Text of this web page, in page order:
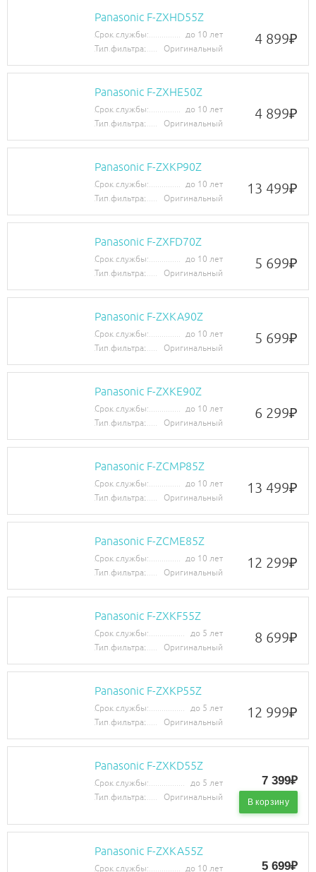
Panasonic F-ZXHD55Z
Срок службы:
до 10 лет
Тип фильтра:
Оригинальный
4 899₽
Panasonic F-ZXHE50Z
Срок службы:
до 10 лет
Тип фильтра:
Оригинальный
4 899₽
Panasonic F-ZXKP90Z
Срок службы:
до 10 лет
Тип фильтра:
Оригинальный
13 499₽
Panasonic F-ZXFD70Z
Срок службы:
до 10 лет
Тип фильтра:
Оригинальный
5 699₽
Panasonic F-ZXKA90Z
Срок службы:
до 10 лет
Тип фильтра:
Оригинальный
5 699₽
Panasonic F-ZXKE90Z
Срок службы:
до 10 лет
Тип фильтра:
Оригинальный
6 299₽
Panasonic F-ZCMP85Z
Срок службы:
до 10 лет
Тип фильтра:
Оригинальный
13 499₽
Panasonic F-ZCME85Z
Срок службы:
до 10 лет
Тип фильтра:
Оригинальный
12 299₽
Panasonic F-ZXKF55Z
Срок службы:
до 5 лет
Тип фильтра:
Оригинальный
8 699₽
Panasonic F-ZXKP55Z
Срок службы:
до 5 лет
Тип фильтра:
Оригинальный
12 999₽
Panasonic F-ZXKD55Z
Срок службы:
до 5 лет
Тип фильтра:
Оригинальный
7 399₽
В корзину
Panasonic F-ZXKA55Z
Срок службы: до 10 лет 5 699₽